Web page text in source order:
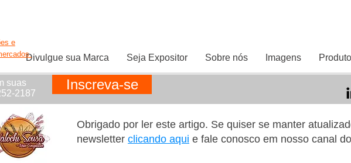
Divulgue sua Marca Seja Expositor Sobre nós Imagens
e
suas
2187
Inscreva-se
Obrigado por ler este artigo. Se quiser se manter
newsletter clicando aqui e fale conosco em nosso canal